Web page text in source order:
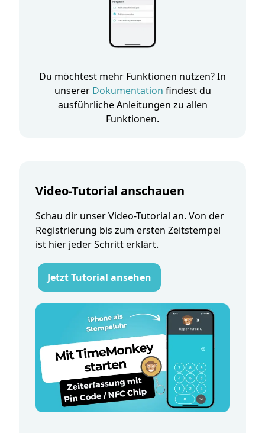
Du möchtest mehr Funktionen nutzen? In
unserer Dokumentation findest du
ausführliche Anleitungen zu allen
Funktionen.
Video-Tutorial anschauen
Schau dir unser Video-Tutorial an. Von der
Registrierung bis zum ersten Zeitstempel
ist hier jeder Schritt erklärt.
Jetzt Tutorial ansehen